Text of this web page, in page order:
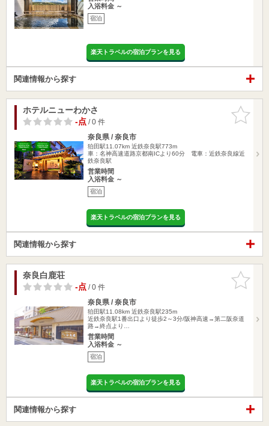
入浴料金 ～
宿泊
楽天トラベルの宿泊プランを見る
関連情報から探す
お気に入
りに追加
ホテルニューわかさ
-点/ 0 件
奈良県 / 奈良市
狛田駅11.07km 近鉄奈良駅773m
車：名神高速道路京都南ICより60分 電車：近鉄奈良線近
鉄奈良駅
営業時間
入浴料金 ～
宿泊
楽天トラベルの宿泊プランを見る
関連情報から探す
お気に入
りに追加
奈良白鹿荘
-点/ 0 件
奈良県 / 奈良市
狛田駅11.08km 近鉄奈良駅235m
近鉄奈良駅1番出口より徒歩2～3分/阪神高速→第二阪奈道
路→終点より…
営業時間
入浴料金 ～
宿泊
楽天トラベルの宿泊プランを見る
関連情報から探す